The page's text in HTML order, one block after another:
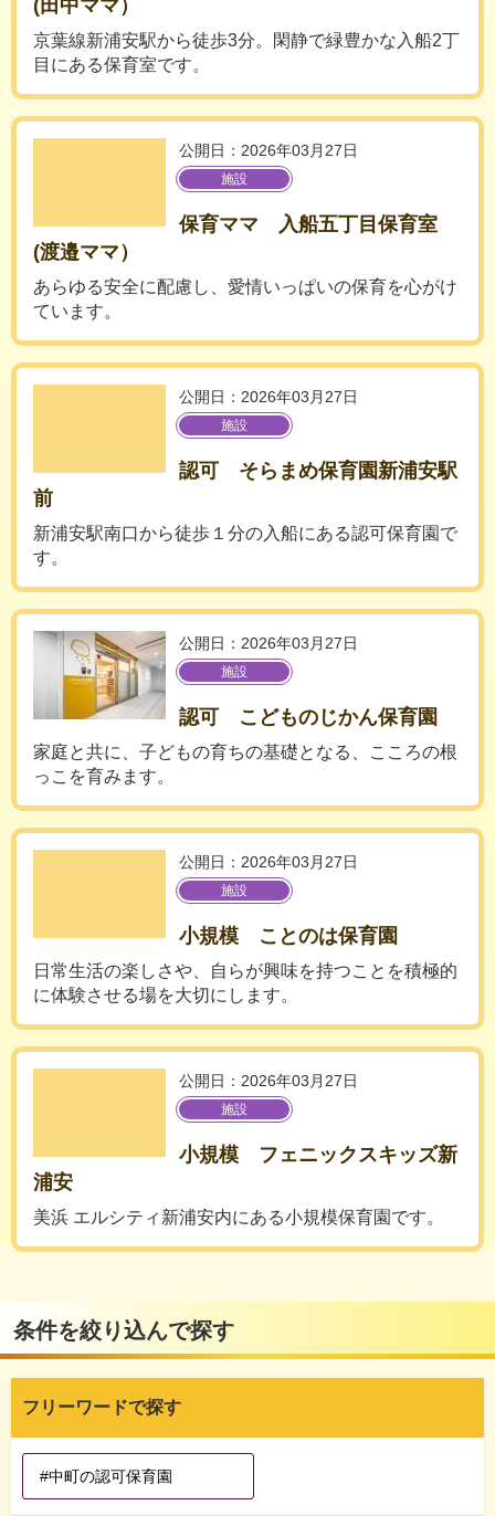
(田中ママ）
京葉線新浦安駅から徒歩3分。閑静で緑豊かな入船2丁
目にある保育室です。
公開日：2026年03月27日
施設
保育ママ 入船五丁目保育室
(渡邉ママ）
あらゆる安全に配慮し、愛情いっぱいの保育を心がけ
ています。
公開日：2026年03月27日
施設
認可 そらまめ保育園新浦安駅
前
新浦安駅南口から徒歩１分の入船にある認可保育園で
す。
公開日：2026年03月27日
施設
認可 こどものじかん保育園
家庭と共に、子どもの育ちの基礎となる、こころの根
っこを育みます。
公開日：2026年03月27日
施設
小規模 ことのは保育園
日常生活の楽しさや、自らが興味を持つことを積極的
に体験させる場を大切にします。
公開日：2026年03月27日
施設
小規模 フェニックスキッズ新
浦安
美浜 エルシティ新浦安内にある小規模保育園です。
条件を絞り込んで探す
フリーワードで探す